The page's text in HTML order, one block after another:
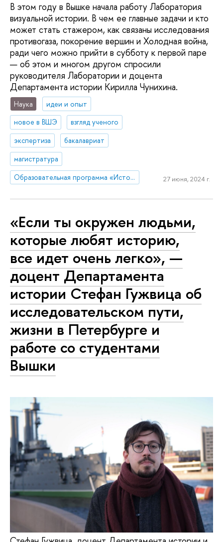
В этом году в Вышке начала работу Лаборатория
визуальной истории. В чем ее главные задачи и кто
может стать стажером, как связаны исследования
противогаза, покорение вершин и Холодная война,
ради чего можно прийти в субботу к первой паре
— об этом и многом другом спросили
руководителя Лаборатории и доцента
Департамента истории Кирилла Чунихина.
Наука
идеи и опыт
новое в ВШЭ
взгляд ученого
экспертиза
бакалавриат
магистратура
Образовательная программа «История»
27 июня, 2024 г.
«Если ты окружен людьми,
которые любят историю,
все идет очень легко», —
доцент Департамента
истории Стефан Гужвица об
исследовательском пути,
жизни в Петербурге и
работе со студентами
Вышки